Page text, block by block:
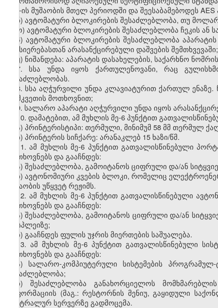
სსა-ის მუშაობის მთელ პერიოდში და შეესაბამებოდეს AES
ნ) ავტომატური ბლოკირების შესაძლებლობა, თუ
ო) ავტომატური ბლოკირების შესაძლებლობა ჩეკის ან
პ) ავტომატური ბლოკირების შესაძლებლობა
მეხსიერებასთან არასანქცირებული დაშვების შემთხვევაში;
ჟ) ნიშანდება: აპარატის დასახელების, საქარხნო
7. სსა უნდა იყოს ქართულენოვანი, რაც
შესაძლებლობას.
8. სსა აღჭურვილი უნდა კლავიატურით ქართულ
დამკვეთის მოთხოვნით;
9. სალარო აპარატი აღჭურვილი უნდა იყოს
10. დამატებით, ამ მუხლის მე-6 პუნქტით
ა) პრინტერისტიპი: თერმული, მინიმუმ 58მმ თერმულ
ბ) პრინტერის სიჩქარე: არანაკლებ 15 ხაზი/წმ.
11.ამ მუხლის მე-6 პუნქტით გათვალისწინებული
მოთხოვნებს და გააჩნდეს:
ა) შესაძლებლობა, გამოიტანოს ციფრული და/ან
ბ) ავტონომიური კვების ბლოკი, რომელიც
მუშაობის უწყვეტ რეჟიმს.
12.ამ მუხლის მე-6 პუნქტით გათვალისწინებული
მოთხოვნებს და გააჩნდეს:
ა) შესაძლებლობა, გამოიტანოს ციფრული და/ან
დისპლეიზე;
ბ) გააჩნდეს ფულის უჯრის მიერთების საშუალება.
13. ამ მუხლის მე-6 პუნქტით გათვალისწინებული
მოთხოვნებს და გააჩნდეს:
ა) სალარო-კომპიუტერული სისტემების
შესაძლებლობა;
ბ) შესაძლებლობა განახორციელოს
ინფორმაციის (მაგ.: რესტორნის მენიუ, გაყიდული
ცენტრალურ სერვერზე გადმოცემა.